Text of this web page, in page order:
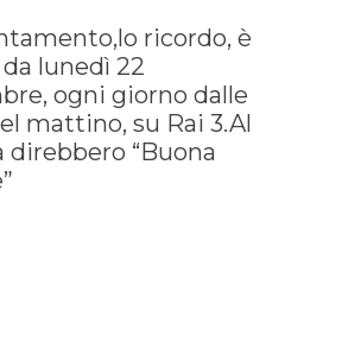
ricordo, è
lunedì 22
ogni giorno dalle
mattino, su Rai 3.Al
direbbero “Buona